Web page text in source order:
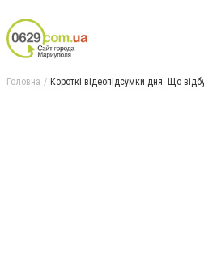
Головна Короткі відеопідсумки дня. Що